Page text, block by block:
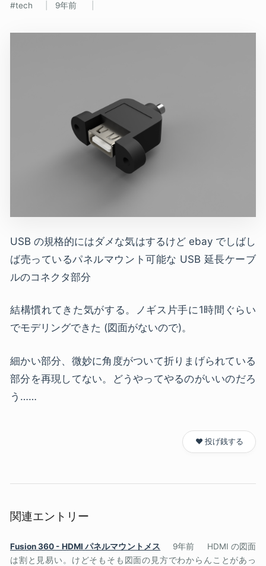
tech 9年前
USB の規格的にはダメな気はするけど ebay でしばし
ば売っているパネルマウント可能な USB 延長ケーブ
ルのコネクタ部分
結構慣れてきた気がする。ノギス片手に1時間ぐらい
でモデリングできた (図面がないので)。
細かい部分、微妙に角度がついて折りまげられている
部分を再現してない。どうやってやるのがいいのだろ
う……
❤️ 投げ銭する
関連エントリー
Fusion 360 - HDMI パネルマウントメス 9年前
HDMI の図面
は割と見易い。けどそもそも図面の見方でわからんことがあっ